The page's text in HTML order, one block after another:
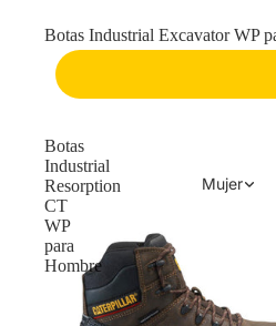
Mujer
Botas Industrial Excavator WP
Botas
Industrial
Resorption
CT
WP
para
Hombre